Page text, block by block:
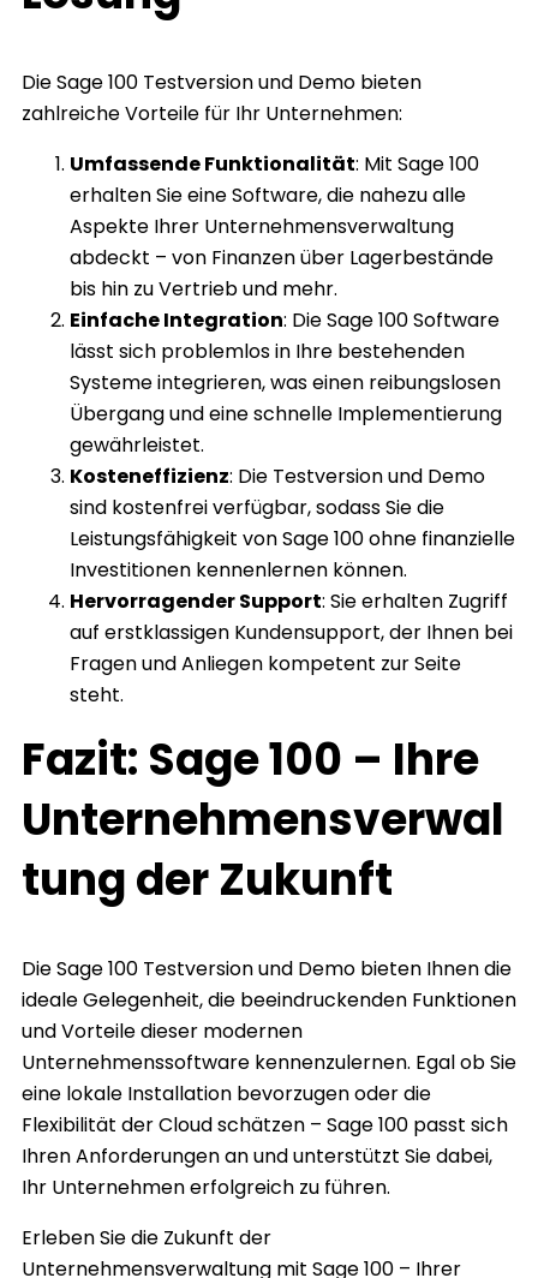
Die Sage 100 Testversion und Demo bieten
zahlreiche Vorteile für Ihr Unternehmen:
Umfassende Funktionalität: Mit Sage 100
erhalten Sie eine Software, die nahezu alle
Aspekte Ihrer Unternehmensverwaltung
abdeckt – von Finanzen über Lagerbestände
bis hin zu Vertrieb und mehr.
Einfache Integration: Die Sage 100 Software
lässt sich problemlos in Ihre bestehenden
Systeme integrieren, was einen reibungslosen
Übergang und eine schnelle Implementierung
gewährleistet.
Kosteneffizienz: Die Testversion und Demo
sind kostenfrei verfügbar, sodass Sie die
Leistungsfähigkeit von Sage 100 ohne finanzielle
Investitionen kennenlernen können.
Hervorragender Support: Sie erhalten Zugriff
auf erstklassigen Kundensupport, der Ihnen bei
Fragen und Anliegen kompetent zur Seite
steht.
Fazit: Sage 100 – Ihre
Unternehmensverwal
tung der Zukunft
Die Sage 100 Testversion und Demo bieten Ihnen die
ideale Gelegenheit, die beeindruckenden Funktionen
und Vorteile dieser modernen
Unternehmenssoftware kennenzulernen. Egal ob Sie
eine lokale Installation bevorzugen oder die
Flexibilität der Cloud schätzen – Sage 100 passt sich
Ihren Anforderungen an und unterstützt Sie dabei,
Ihr Unternehmen erfolgreich zu führen.
Erleben Sie die Zukunft der
Unternehmensverwaltung mit Sage 100 – Ihrer